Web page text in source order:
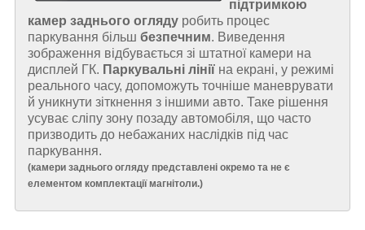
підтримкою
камер заднього огляду робить процес
паркування більш безпечним. Виведення
зображення відбувається зі штатної камери на
дисплей ГК. Паркувальні лінії на екрані, у режимі
реального часу, допоможуть точніше маневрувати
й уникнути зіткнення з іншими авто. Таке рішення
усуває сліпу зону позаду автомобіля, що часто
призводить до небажаних наслідків під час
паркування.
(камери заднього огляду представлені окремо та не є
елементом комплектації магнітоли.)